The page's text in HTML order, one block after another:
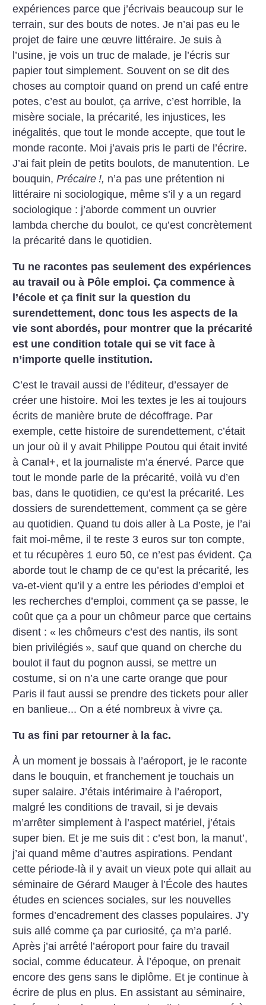
expériences parce que j’écrivais beaucoup sur le
terrain, sur des bouts de notes. Je n’ai pas eu le
projet de faire une œuvre littéraire. Je suis à
l’usine, je vois un truc de malade, je l’écris sur
papier tout simplement. Souvent on se dit des
choses au comptoir quand on prend un café entre
potes, c’est au boulot, ça arrive, c’est horrible, la
misère sociale, la précarité, les injustices, les
inégalités, que tout le monde accepte, que tout le
monde raconte. Moi j’avais pris le parti de l’écrire.
J’ai fait plein de petits boulots, de manutention. Le
bouquin,Précaire !, n’a pas une prétention ni
littéraire ni sociologique, même s’il y a un regard
sociologique : j’aborde comment un ouvrier
lambda cherche du boulot, ce qu’est concrètement
la précarité dans le quotidien.
Tu ne racontes pas seulement des expériences
au travail ou à Pôle emploi. Ça commence à
l’école et ça finit sur la question du
surendettement, donc tous les aspects de la
vie sont abordés, pour montrer que la précarité
est une condition totale qui se vit face à
n’importe quelle institution.
C’est le travail aussi de l’éditeur, d’essayer de
créer une histoire. Moi les textes je les ai toujours
écrits de manière brute de décoffrage. Par
exemple, cette histoire de surendettement, c’était
un jour où il y avait Philippe Poutou qui était invité
à Canal+, et la journaliste m’a énervé. Parce que
tout le monde parle de la précarité, voilà vu d’en
bas, dans le quotidien, ce qu’est la précarité. Les
dossiers de surendettement, comment ça se gère
au quotidien. Quand tu dois aller à La Poste, je l’ai
fait moi-même, il te reste 3 euros sur ton compte,
et tu récupères 1 euro 50, ce n’est pas évident. Ça
aborde tout le champ de ce qu’est la précarité, les
va-et-vient qu’il y a entre les périodes d’emploi et
les recherches d’emploi, comment ça se passe, le
coût que ça a pour un chômeur parce que certains
disent : « les chômeurs c’est des nantis, ils sont
bien privilégiés », sauf que quand on cherche du
boulot il faut du pognon aussi, se mettre un
costume, si on n’a une carte orange que pour
Paris il faut aussi se prendre des tickets pour aller
en banlieue... On a été nombreux à vivre ça.
Tu as fini par retourner à la fac.
À un moment je bossais à l’aéroport, je le raconte
dans le bouquin, et franchement je touchais un
super salaire. J’étais intérimaire à l’aéroport,
malgré les conditions de travail, si je devais
m’arrêter simplement à l’aspect matériel, j’étais
super bien. Et je me suis dit : c’est bon, la manut’,
j’ai quand même d’autres aspirations. Pendant
cette période-là il y avait un vieux pote qui allait au
séminaire de Gérard Mauger à l’École des hautes
études en sciences sociales, sur les nouvelles
formes d’encadrement des classes populaires. J’y
suis allé comme ça par curiosité, ça m’a parlé.
Après j’ai arrêté l’aéroport pour faire du travail
social, comme éducateur. À l’époque, on prenait
encore des gens sans le diplôme. Et je continue à
écrire de plus en plus. En assistant au séminaire,